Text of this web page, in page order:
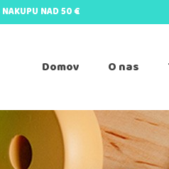
NAKUPU NAD 50 €
Domov O nas